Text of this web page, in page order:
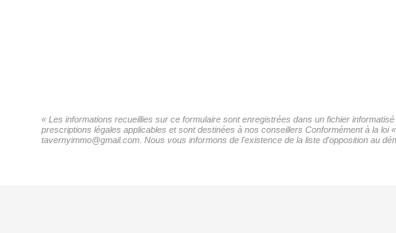
« Les informations recueillies sur ce formulaire sont enregistrées dans un fichier
prescriptions légales applicables et sont destinées à nos conseillers Conformément à la
tavernyimmo@gmail.com. Nous vous informons de l'existence de la liste d'opposition au